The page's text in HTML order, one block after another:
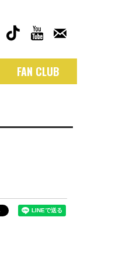
FAN CLUB